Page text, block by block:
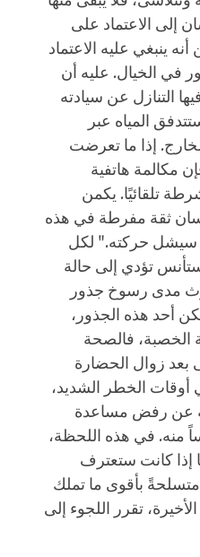
إلى الاعتماد على
ينبغي عليه الاعتماد
في الخيال. عليه أن
التنازل عن سيادته
المياه عبر
إذا ما تعرضت
مكالمة هاتفية
تلقائيًا. يكمن
ثقة مفرطة في هذه
سيشل حركته." لكل
تؤدي إلى حالة
مدى رسوخ جذور
أحد هذه الجذور،
الخصبة، فالصحة
بعد زوال الحضارة
أوقات الخطر الشديد،
عن رفض مساعدة
منه. في هذه اللحظة،
إذا كانت ستعترف
بأقوى ما تملك
تقرر اللجوء إلى